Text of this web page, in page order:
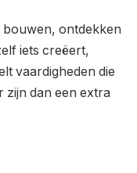
bouwen, ontdekken
iets creëert,
vaardigheden die
zijn dan een extra